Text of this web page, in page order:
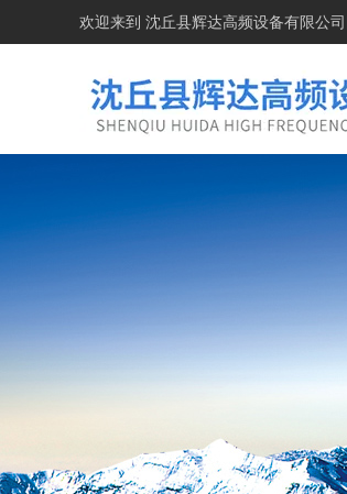
欢迎来到 沈丘县辉达高频设备有限公司